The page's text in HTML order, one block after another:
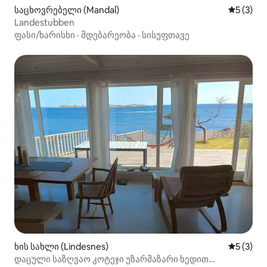
საცხოვრებელი (Mandal)
5 (3)
Landestubben
ფასი/ხარისხი · მდებარეობა · სისუფთავე
ხის სახლი (Lindesnes)
5 (3)
დაცული საზღვაო კოტეჯი უზარმაზარი ხედით